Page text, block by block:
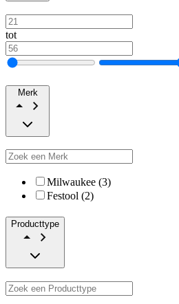
tot
Merk
Milwaukee (3)
Festool (2)
Producttype